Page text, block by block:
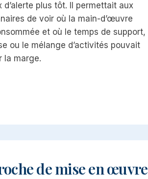
d’alerte plus tôt. Il permettait aux
de voir où la main-d’œuvre
et où le temps de support,
ou le mélange d’activités pouvait
la marge.
de mise en œuvre